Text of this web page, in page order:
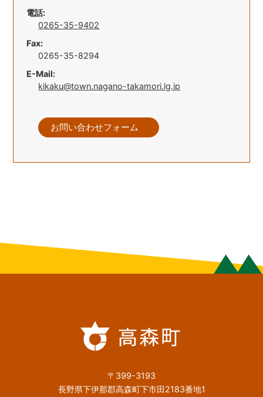
電話:
0265-35-9402
Fax:
0265-35-8294
E-Mail:
kikaku@town.nagano-takamori.lg.jp
お問い合わせフォーム
〒399-3193
長野県下伊那郡高森町下市田2183番地1